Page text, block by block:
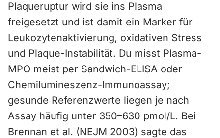
Plaqueruptur wird sie ins Plasma
freigesetzt und ist damit ein Marker für
Leukozytenaktivierung, oxidativen Stress
und Plaque-Instabilität. Du misst Plasma-
MPO meist per Sandwich-ELISA oder
Chemilumineszenz-Immunoassay;
gesunde Referenzwerte liegen je nach
Assay häufig unter 350–630 pmol/L. Bei
Brennan et al. (NEJM 2003) sagte das